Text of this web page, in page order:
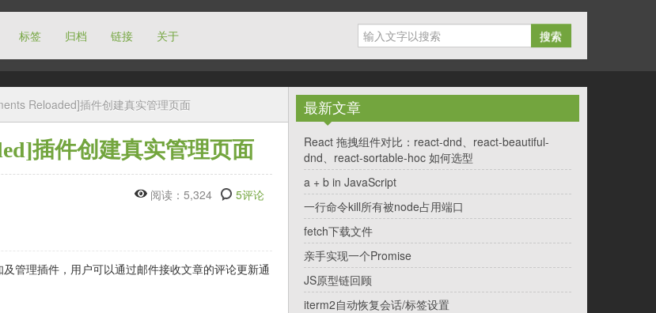
标签 归档 链接 关于 搜索
Reloaded]插件创建真实管理页面
插件创建真实管理页面
阅读：5,324 5评论
管理插件，用户可以通过邮件接收文章的评论更新通
最新文章
React 拖拽组件对比：react-dnd、react-beautiful-
dnd、react-sortable-hoc 如何选型
a + b in JavaScript
一行命令kill所有被node占用端口
fetch下载文件
亲手实现一个Promise
JS原型链回顾
iterm2自动恢复会话/标签设置